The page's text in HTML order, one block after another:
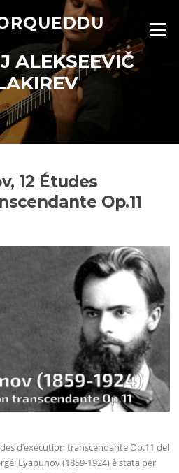
Menu
ALEKSEEVIČ
12 Études
Op.11
d’exécution transcendante Op.11 del
Lyapunov (1859-1924) è stata per